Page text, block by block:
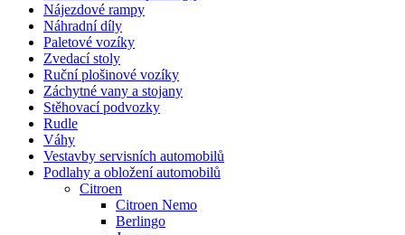
Nájezdové rampy
Náhradní díly
Paletové vozíky
Zvedací stoly
Ruční plošinové vozíky
Záchytné vany a stojany
Stěhovací podvozky
Rudle
Váhy
Vestavby servisních automobilů
Podlahy a obložení automobilů
Citroen
Citroen Nemo
Berlingo